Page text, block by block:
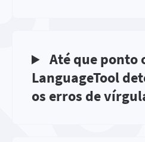
Até que ponto
LanguageTool
os erros de